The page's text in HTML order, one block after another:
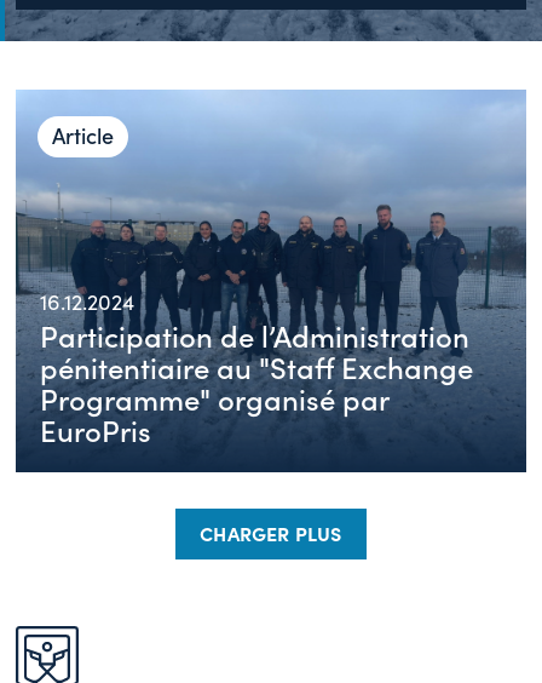
Article
16.12.2024
Participation de l’Administration
pénitentiaire au "Staff Exchange
Programme" organisé par
EuroPris
CHARGER PLUS